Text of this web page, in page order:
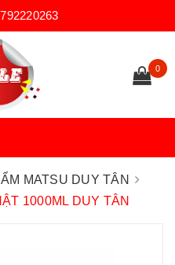
0
MATSU DUY TÂN
1000ML DUY TÂN